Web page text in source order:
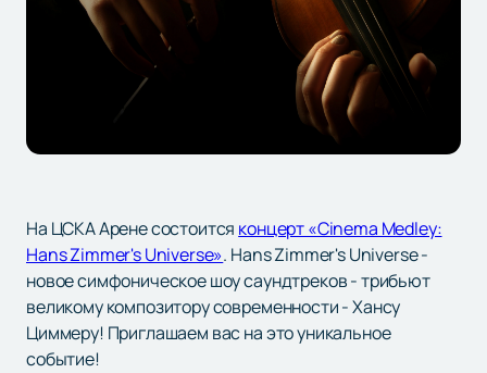
На ЦСКА Арене состоится концерт «Cinema Medley:
Hans Zimmer's Universe». Hans Zimmer's Universe -
новое симфоническое шоу саундтреков - трибьют
великому композитору современности - Хансу
Циммеру! Приглашаем вас на это уникальное
событие!